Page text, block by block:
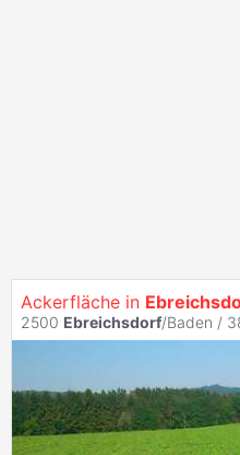
Ackerfläche in
2500 Ebreichsdorf/Baden /